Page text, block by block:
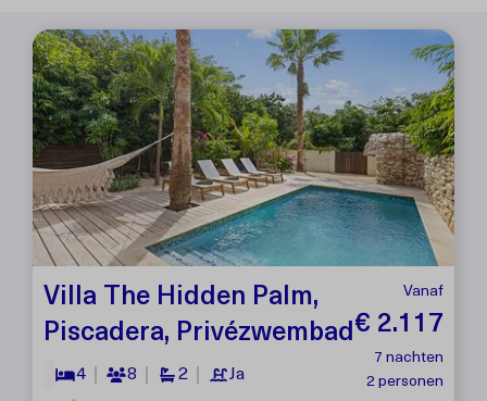
Vanaf
€ 2.117
7 nachten
2 personen
Villa The Hidden Palm,
Piscadera, Privézwembad
4 8 2 Ja